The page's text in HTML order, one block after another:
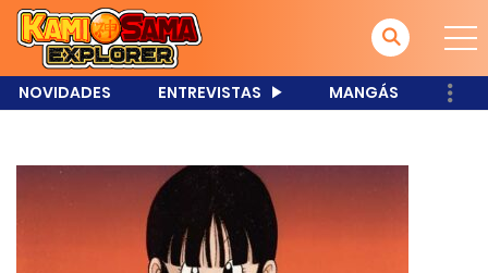
NOVIDADES ENTREVISTAS MANGÁS